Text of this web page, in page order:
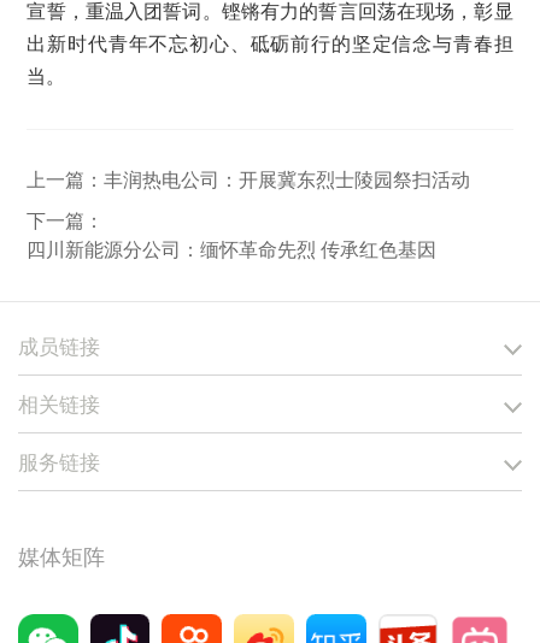
宣誓，重温入团誓词。铿锵有力的誓言回荡在现场，彰显
出新时代青年不忘初心、砥砺前行的坚定信念与青春担
当。
上一篇：丰润热电公司：开展冀东烈士陵园祭扫活动
下一篇：
四川新能源分公司：缅怀革命先烈 传承红色基因
媒体矩阵
成员链接
相关链接
服务链接